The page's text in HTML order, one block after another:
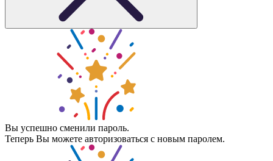
Вы успешно сменили пароль.
Теперь Вы можете авторизоваться с новым паролем.